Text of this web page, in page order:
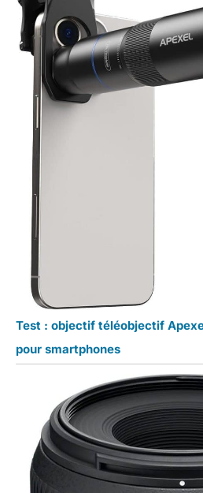
Test : objectif téléobjectif
pour smartphones